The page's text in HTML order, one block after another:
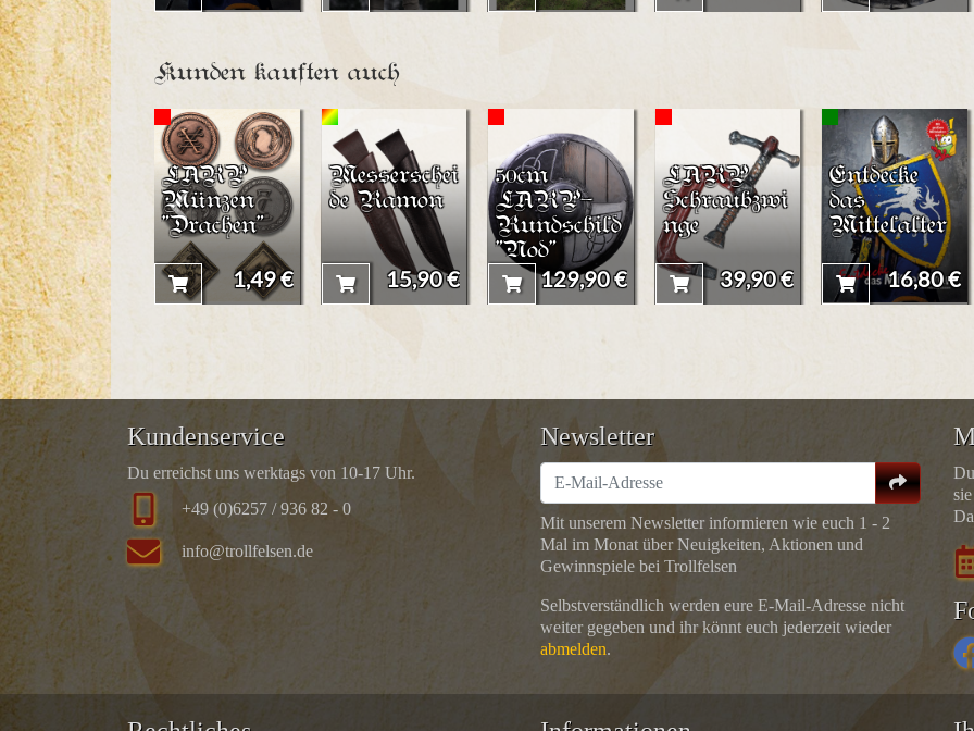
Kunden kauften auch
LARP
Münzen
"Drachen"
1,49 €
Messerschei
de Ramon
15,90 €
50cm
LARP-
Rundschild
"Nod"
129,90 €
LARP
Schraubzwi
nge
39,90 €
Entdecke
das
Mittelalter
16,80 €
Kundenservice
Du erreichst uns werktags von 10-17 Uhr.
+49 (0)6257 / 936 82 - 0
info@trollfelsen.de
Newsletter
Mit unserem Newsletter informieren wie euch 1 - 2
Mal im Monat über Neuigkeiten, Aktionen und
Gewinnspiele bei Trollfelsen
Selbstverständlich werden eure E-Mail-Adresse nicht
weiter gegeben und ihr könnt euch jederzeit wieder
abmelden.